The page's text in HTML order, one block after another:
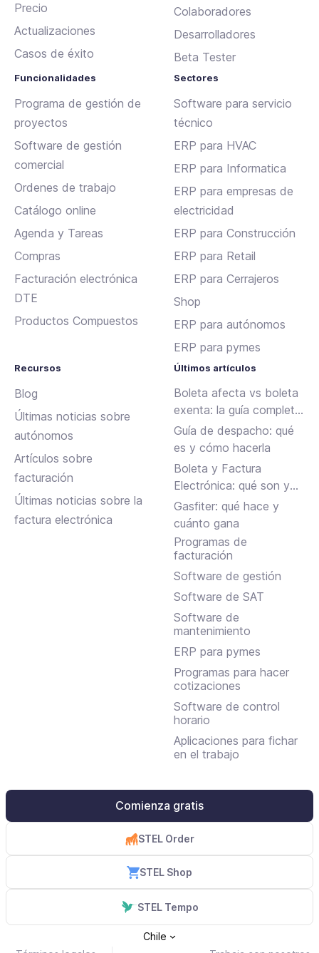
Precio
Actualizaciones
Casos de éxito
Colaboradores
Desarrolladores
Beta Tester
Funcionalidades
Programa de gestión de
proyectos
Software de gestión
comercial
Ordenes de trabajo
Catálogo online
Agenda y Tareas
Compras
Facturación electrónica
DTE
Productos Compuestos
Sectores
Software para servicio
técnico
ERP para HVAC
ERP para Informatica
ERP para empresas de
electricidad
ERP para Construcción
ERP para Retail
ERP para Cerrajeros
Shop
ERP para autónomos
ERP para pymes
Recursos
Blog
Últimas noticias sobre
autónomos
Artículos sobre
facturación
Últimas noticias sobre la
factura electrónica
Últimos artículos
Boleta afecta vs boleta
exenta: la guía completa
para emitir sin errores en
Chile
Guía de despacho: qué
es y cómo hacerla
Boleta y Factura
Electrónica: qué son y
en qué se diferencian
Gasfiter: qué hace y
cuánto gana
Programas de
facturación
Software de gestión
Software de SAT
Software de
mantenimiento
ERP para pymes
Programas para hacer
cotizaciones
Software de control
horario
Aplicaciones para fichar
en el trabajo
Comienza gratis
STEL Order
STEL Shop
STEL Tempo
Chile